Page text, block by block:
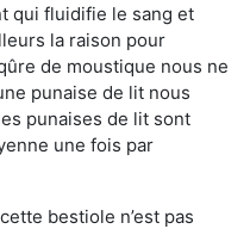
qui fluidifie le sang et
la raison pour
de moustique nous ne
punaise de lit nous
punaises de lit sont
une fois par
bestiole n’est pas